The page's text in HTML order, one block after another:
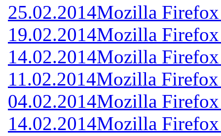
25.02.2014Mozilla
19.02.2014Mozilla
14.02.2014Mozilla
11.02.2014Mozilla
04.02.2014Mozilla
14.02.2014Mozilla